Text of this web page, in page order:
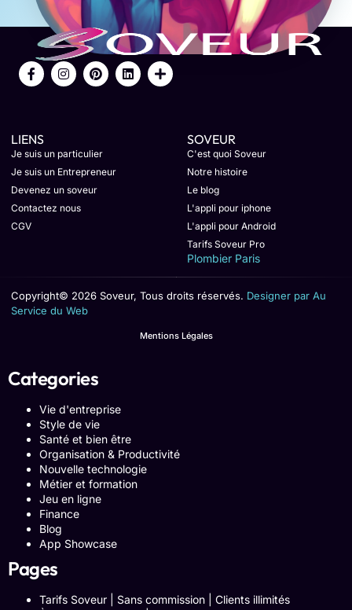
LIENS
Je suis un particulier
Je suis un Entrepreneur
Devenez un soveur
Contactez nous
CGV
SOVEUR
C'est quoi Soveur
Notre histoire
Le blog
L'appli pour iphone
L'appli pour Android
Tarifs Soveur Pro
Plombier Paris
Copyright© 2026 Soveur, Tous droits réservés. Designer par Au
Service du Web
Mentions Légales
Categories
Vie d'entreprise
Style de vie
Santé et bien être
Organisation & Productivité
Nouvelle technologie
Métier et formation
Jeu en ligne
Finance
Blog
App Showcase
Pages
Tarifs Soveur | Sans commission | Clients illimités